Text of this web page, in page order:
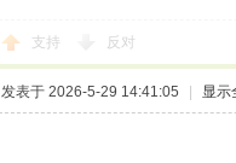
支持 反对
发表于 2026-5-29 14:41:05 显示